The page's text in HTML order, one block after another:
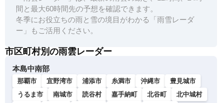
間と最大60時間先の予想を確認できます。
冬季にお役立ちの雨と雪の境目がわかる「雨雪レーダ
ー」もご活用ください。
市区町村別の雨雲レーダー
本島中南部
那覇市 宜野湾市 浦添市 糸満市 沖縄市
豊見城市
うるま市
南城市 読谷村 嘉手納町 北谷町
北中城村